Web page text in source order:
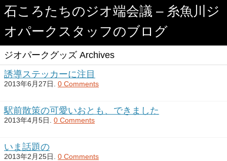
石ころたちのジオ端会議 – 糸魚川ジ
オパークスタッフのブログ
ジオパークグッズ Archives
誘導ステッカーに注目
2013年6月27日. 0 Comments
駅前散策の可愛いおとも、できました
2013年4月5日. 0 Comments
いま話題の
2013年2月25日. 0 Comments